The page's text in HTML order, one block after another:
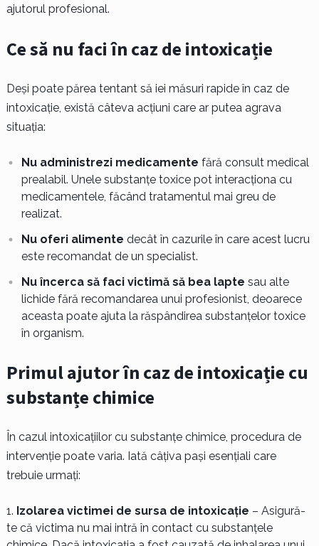
ajutorul profesional.
Ce să nu faci în caz de intoxicație
Deși poate părea tentant să iei măsuri rapide în caz de
intoxicație, există câteva acțiuni care ar putea agrava
situația:
Nu administrezi medicamente fără consult medical
prealabil. Unele substanțe toxice pot interacționa cu
medicamentele, făcând tratamentul mai greu de
realizat.
Nu oferi alimente decât în cazurile în care acest lucru
este recomandat de un specialist.
Nu încerca să faci victimă să bea lapte sau alte
lichide fără recomandarea unui profesionist, deoarece
aceasta poate ajuta la răspândirea substanțelor toxice
în organism.
Primul ajutor în caz de intoxicație cu
substanțe chimice
În cazul intoxicațiilor cu substanțe chimice, procedura de
intervenție poate varia. Iată câțiva pași esențiali care
trebuie urmați:
Izolarea victimei de sursa de intoxicație – Asigură-
te că victima nu mai intră în contact cu substanțele